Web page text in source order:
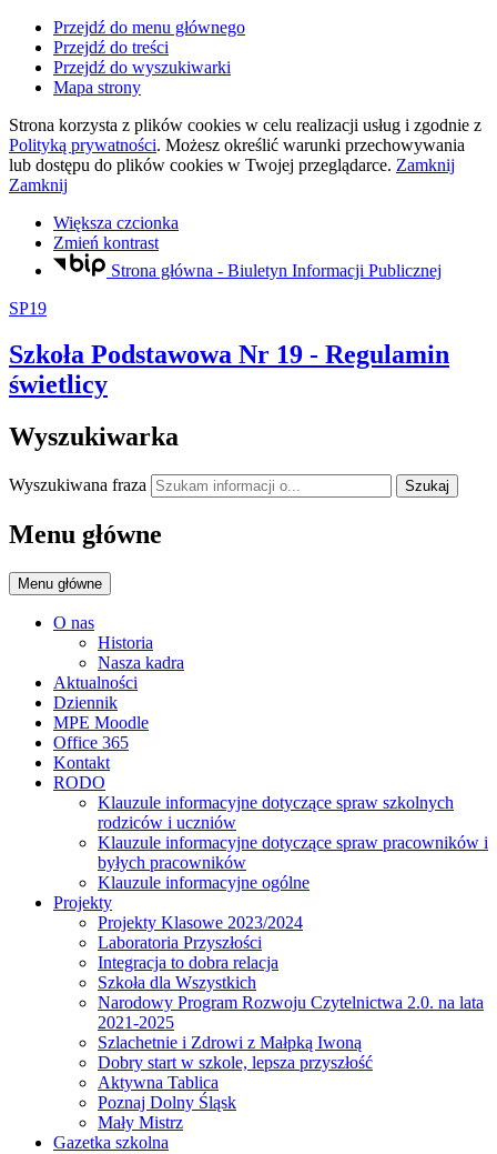
Przejdź do menu głównego
Przejdź do treści
Przejdź do wyszukiwarki
Mapa strony
Strona korzysta z plików cookies w celu realizacji usług i zgodnie z
Polityką prywatności. Możesz określić warunki przechowywania
lub dostępu do plików cookies w Twojej przeglądarce. Zamknij
Zamknij
Większa czcionka
Zmień kontrast
Strona główna - Biuletyn Informacji Publicznej
SP19
Szkoła Podstawowa Nr 19 - Regulamin
świetlicy
Wyszukiwarka
Wyszukiwana fraza Szukaj
Menu główne
Menu główne
O nas
Historia
Nasza kadra
Aktualności
Dziennik
MPE Moodle
Office 365
Kontakt
RODO
Klauzule informacyjne dotyczące spraw szkolnych
rodziców i uczniów
Klauzule informacyjne dotyczące spraw pracowników i
byłych pracowników
Klauzule informacyjne ogólne
Projekty
Projekty Klasowe 2023/2024
Laboratoria Przyszłości
Integracja to dobra relacja
Szkoła dla Wszystkich
Narodowy Program Rozwoju Czytelnictwa 2.0. na lata
2021-2025
Szlachetnie i Zdrowi z Małpką Iwoną
Dobry start w szkole, lepsza przyszłość
Aktywna Tablica
Poznaj Dolny Śląsk
Mały Mistrz
Gazetka szkolna